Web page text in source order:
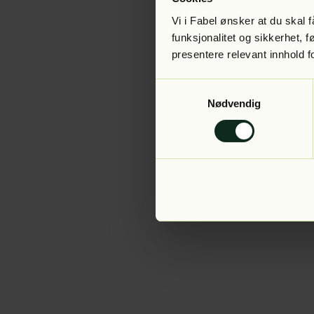
Vi i Fabel ønsker at du skal
funksjonalitet og sikkerhet,
presentere relevant innhold
Nødvendig
Application